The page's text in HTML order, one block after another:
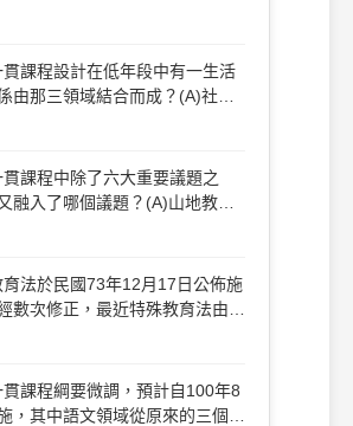
課程設計在低年段中有一生活
由那三領域結合而成？(A)社會
自然與生活科技(B)社會 健康與
動 (D)健康與體育 社會 綜合活
課程中除了六大重要議題之
融入了哪個議題？(A)山地教育
(C)生涯發展教育(D)海洋教
法於民國73年12月17日公佈施
數次修正，最近特殊教育法由三
正五十條，其中在身心障礙類別
今又修正為什麼？(A) 性格行為
重情緒障礙(C)情緒行為障礙
課程綱要微調，預計自100年8
，其中語文領域從原來的三個階